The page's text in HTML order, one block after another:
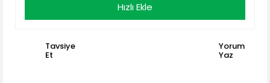
Hızlı Ekle
Tavsiye
Et
Yorum
Yaz